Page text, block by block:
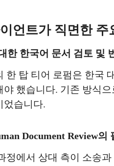
언트가 직면한 주
한 한국어 문서 검토 및
한 탑 티어 로펌은 한국
야 했습니다. 기존 방식
었습니다.
Document Review의
정에서 상대 측이 소송